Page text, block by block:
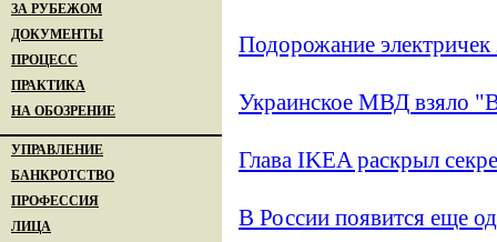
ЗА РУБЕЖОМ
ДОКУМЕНТЫ
ПРОЦЕСС
ПРАКТИКА
НА ОБОЗРЕНИЕ
УПРАВЛЕНИЕ
БАНКРОТСТВО
ПРОФЕССИЯ
ЛИЦА
Подорожание
Украинское МВД взяло
Глава IKEA раскрыл
В России появится еще